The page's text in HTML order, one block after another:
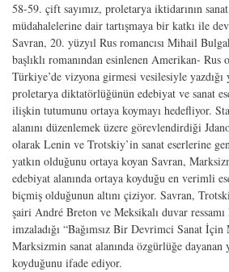
58-59. çift sayımız, proletarya iktidarının
müdahalelerine dair tartışmaya bir katkı ile
Savran, 20. yüzyıl Rus romancısı Mihail
başlıklı romanından esinlenen Amerikan- Rus
Türkiye’de vizyona girmesi vesilesiyle yazdığı
proletarya diktatörlüğünün edebiyat ve sanat
ilişkin tutumunu ortaya koymayı hedefliyor.
ala­nını düzenlemek üzere görevlendirdiği
olarak Lenin ve Trotskiy’in sanat eserlerine
yatkın olduğunu ortaya ko­yan Savran,
edebiyat alanında ortaya koyduğu en ve­rimli
biçmiş olduğunun altını çiziyor. Savran,
şairi André Breton ve Meksikalı duvar
imzaladığı “Bağımsız Bir Devrimci Sanat
Marksizmin sanat alanında özgürlüğe dayanan
koydu­ğunu ifade ediyor.